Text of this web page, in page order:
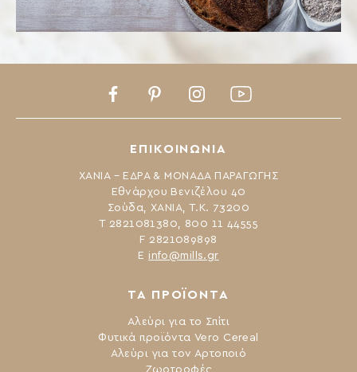
ΤΑ ΠΡΟΪΟΝΤΑ
Αλεύρι για το Σπίτι
Φυτικά προϊόντα Vero Cereal
Αλεύρι για τον Αρτοποιό
Ζωοτροφές
ΕΠΙΚΟΙΝΩΝΙΑ
ΧΑΝΙΑ – ΕΔΡΑ & ΜΟΝΑΔΑ ΠΑΡΑΓΩΓΗΣ
Εθνάρχου Βενιζέλου 40
Σούδα, ΧΑΝΙΑ, Τ.Κ. 73200
Τ 2821081380, 800 11 44555
F 2821089898
Ε info@mills.gr
FacebookPinterestInstagramYoutube